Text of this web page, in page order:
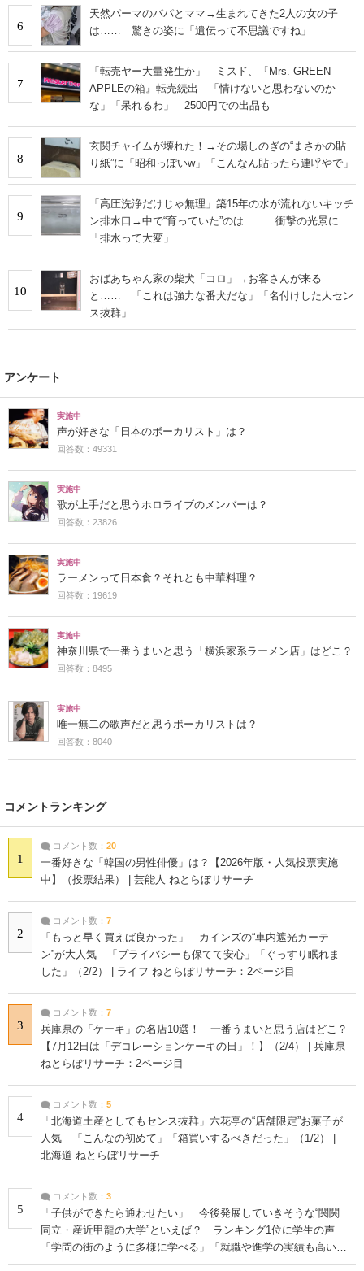
6
天然パーマのパパとママ→生まれてきた2人の女の子
は…… 驚きの姿に「遺伝って不思議ですね」
7
「転売ヤー大量発生か」 ミスド、『Mrs. GREEN
APPLEの箱』転売続出 「情けないと思わないのか
な」「呆れるわ」 2500円での出品も
8
玄関チャイムが壊れた！→その場しのぎの“まさかの貼
り紙”に「昭和っぽいw」「こんなん貼ったら連呼やで」
9
「高圧洗浄だけじゃ無理」築15年の水が流れないキッチ
ン排水口→中で“育っていた”のは…… 衝撃の光景に
「排水って大変」
10
おばあちゃん家の柴犬「コロ」→お客さんが来る
と…… 「これは強力な番犬だな」「名付けした人セン
ス抜群」
アンケート
実施中
声が好きな「日本のボーカリスト」は？
回答数：49331
実施中
歌が上手だと思うホロライブのメンバーは？
回答数：23826
実施中
ラーメンって日本食？それとも中華料理？
回答数：19619
実施中
神奈川県で一番うまいと思う「横浜家系ラーメン店」はどこ？
回答数：8495
実施中
唯一無二の歌声だと思うボーカリストは？
回答数：8040
コメントランキング
1
コメント数： 20
一番好きな「韓国の男性俳優」は？【2026年版・人気投票実施
中】（投票結果） | 芸能人 ねとらぼリサーチ
2
コメント数： 7
「もっと早く買えば良かった」 カインズの“車内遮光カーテ
ン”が大人気 「プライバシーも保てて安心」「ぐっすり眠れま
した」（2/2） | ライフ ねとらぼリサーチ：2ページ目
3
コメント数： 7
兵庫県の「ケーキ」の名店10選！ 一番うまいと思う店はどこ？
【7月12日は「デコレーションケーキの日」！】（2/4） | 兵庫県
ねとらぼリサーチ：2ページ目
4
コメント数： 5
「北海道土産としてもセンス抜群」六花亭の“店舗限定”お菓子が
人気 「こんなの初めて」「箱買いするべきだった」（1/2） |
北海道 ねとらぼリサーチ
5
コメント数： 3
「子供ができたら通わせたい」 今後発展していきそうな“関関
同立・産近甲龍の大学”といえば？ ランキング1位に学生の声
「学問の街のように多様に学べる」「就職や進学の実績も高い」
| 大学 ねとらぼリサーチ